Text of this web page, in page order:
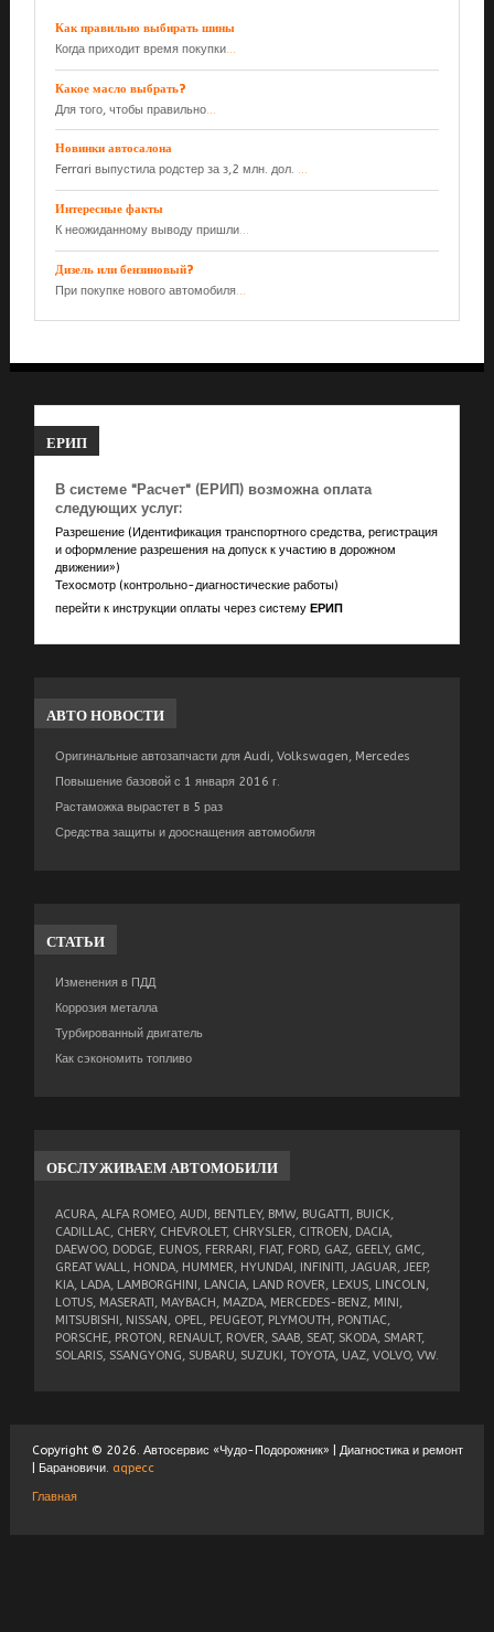
Как правильно выбирать шины
Когда приходит время покупки...
Какое масло выбрать?
Для того, чтобы правильно...
Новинки автосалона
Ferrari выпустила родстер за з,2 млн. дол. ...
Интересные факты
К неожиданному выводу пришли...
Дизель или бензиновый?
При покупке нового автомобиля...
ЕРИП
В системе "Расчет" (ЕРИП) возможна оплата
следующих услуг:
Разрешение (Идентификация транспортного средства, регистрация
и оформление разрешения на допуск к участию в дорожном
движении»)
Техосмотр (контрольно-диагностические работы)
перейти к инструкции оплаты через системуЕРИП
АВТОНОВОСТИ
Оригинальные автозапчасти для Audi, Volkswagen, Mercedes
Повышение базовой с 1 января 2016 г.
Растаможка вырастет в 5 раз
Средства защиты и дооснащения автомобиля
СТАТЬИ
Изменения в ПДД
Коррозия металла
Турбированный двигатель
Как сэкономить топливо
ОБСЛУЖИВАЕМАВТОМОБИЛИ
ACURA, ALFA ROMEO, AUDI, BENTLEY, BMW, BUGATTI, BUICK,
CADILLAC, CHERY, CHEVROLET, CHRYSLER, CITROEN, DACIA,
DAEWOO, DODGE, EUNOS, FERRARI, FIAT, FORD, GAZ, GEELY, GMC,
GREAT WALL, HONDA, HUMMER, HYUNDAI, INFINITI, JAGUAR, JEEP,
KIA, LADA, LAMBORGHINI, LANCIA, LAND ROVER, LEXUS, LINCOLN,
LOTUS, MASERATI, MAYBACH, MAZDA, MERCEDES-BENZ, MINI,
MITSUBISHI, NISSAN, OPEL, PEUGEOT, PLYMOUTH, PONTIAC,
PORSCHE, PROTON, RENAULT, ROVER, SAAB, SEAT, SKODA, SMART,
SOLARIS, SSANGYONG, SUBARU, SUZUKI, TOYOTA, UAZ, VOLVO, VW.
Copyright © 2026. Автосервис «Чудо-Подорожник» | Диагностика и ремонт
| Барановичи. aqpecc
Главная